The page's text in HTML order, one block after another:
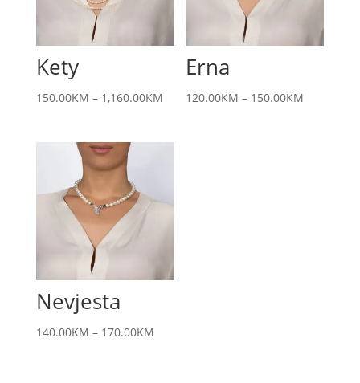
Kety
150.00KM – 1,160.00KM
Erna
120.00KM – 150.00KM
Nevjesta
140.00KM – 170.00KM